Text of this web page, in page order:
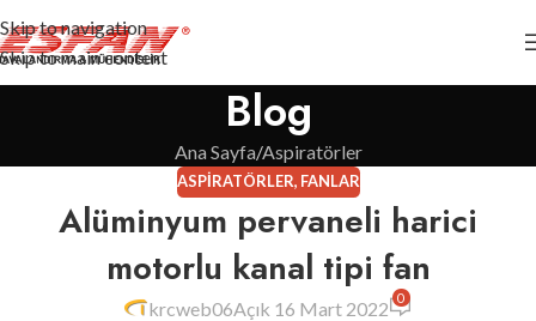
Skip to navigation
Skip to main content
Blog
Ana Sayfa Aspiratörler
ASPIRATÖRLER, FANLAR
Alüminyum pervaneli harici
motorlu kanal tipi fan
krcweb06Açık 16 Mart 2022 0